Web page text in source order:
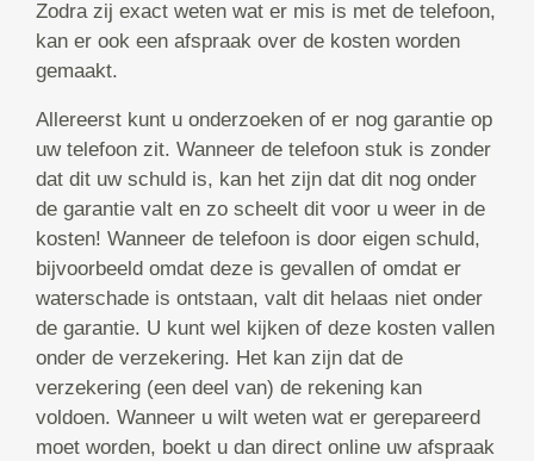
Zodra zij exact weten wat er mis is met de telefoon,
kan er ook een afspraak over de kosten worden
gemaakt.
Allereerst kunt u onderzoeken of er nog garantie op
uw telefoon zit. Wanneer de telefoon stuk is zonder
dat dit uw schuld is, kan het zijn dat dit nog onder
de garantie valt en zo scheelt dit voor u weer in de
kosten! Wanneer de telefoon is door eigen schuld,
bijvoorbeeld omdat deze is gevallen of omdat er
waterschade is ontstaan, valt dit helaas niet onder
de garantie. U kunt wel kijken of deze kosten vallen
onder de verzekering. Het kan zijn dat de
verzekering (een deel van) de rekening kan
voldoen. Wanneer u wilt weten wat er gerepareerd
moet worden, boekt u dan direct online uw afspraak